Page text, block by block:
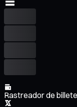
Rastreador de